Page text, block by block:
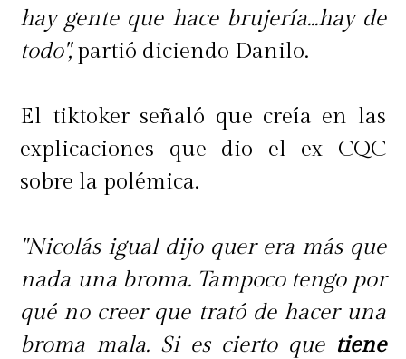
hay gente que hace brujería...hay de
todo",partió diciendo Danilo.
El tiktoker señaló que creía en las
explicaciones que dio el ex CQC
sobre la polémica.
"Nicolás igual dijo quer era más que
nada una broma. Tampoco tengo por
qué no creer que trató de hacer una
broma mala. Si es cierto quetiene